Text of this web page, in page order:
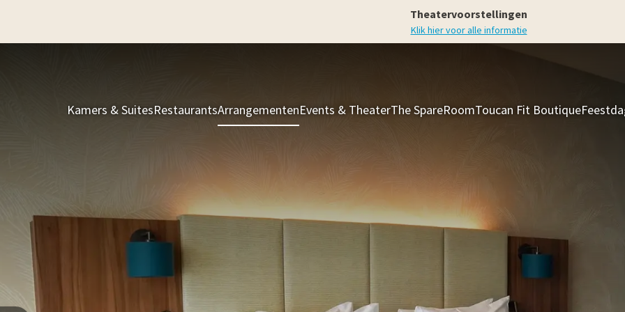
Theatervoorstellingen
Klik hier voor alle informatie
Kamers & SuitesRestaurantsArrangementenEvents & TheaterThe SpareRoomToucan Fit Boutique